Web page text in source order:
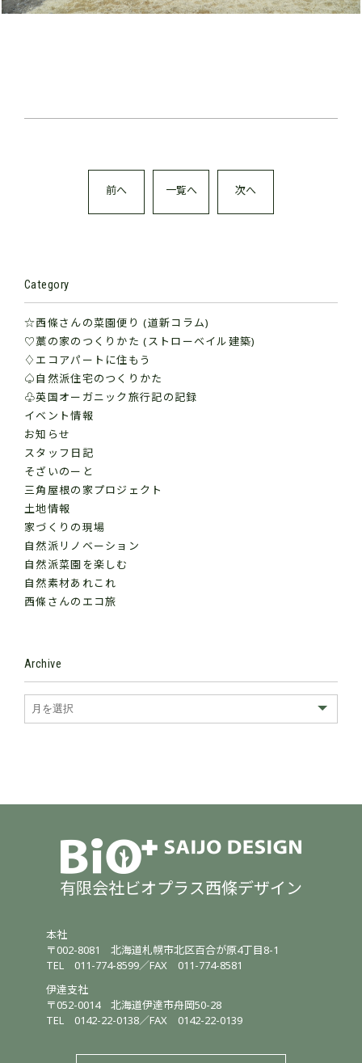
前へ 一覧へ 次へ
Category
☆西條さんの菜園便り (道新コラム)
♡藁の家のつくりかた (ストローベイル建築)
♢エコアパートに住もう
♤自然派住宅のつくりかた
♧英国オーガニック旅行記の記録
イベント情報
お知らせ
スタッフ日記
そざいのーと
三角屋根の家プロジェクト
土地情報
家づくりの現場
自然派リノベーション
自然派菜園を楽しむ
自然素材あれこれ
西條さんのエコ旅
Archive
有限会社ビオプラス西條デザイン
本社
〒002-8081北海道札幌市北区百合が原4丁目8-1
TEL011-774-8599／FAX 011-774-8581
伊達支社
〒052-0014北海道伊達市舟岡50-28
TEL0142-22-0138／FAX 0142-22-0139